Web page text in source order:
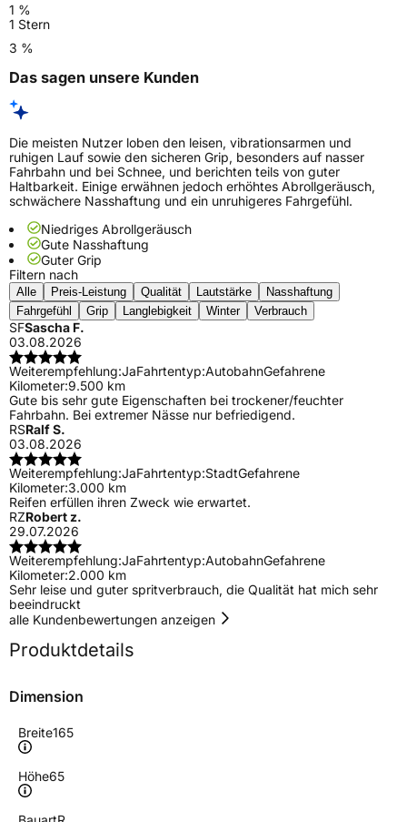
1 %
1 Stern
3 %
Das sagen unsere Kunden
Die meisten Nutzer loben den leisen, vibrationsarmen und
ruhigen Lauf sowie den sicheren Grip, besonders auf nasser
Fahrbahn und bei Schnee, und berichten teils von guter
Haltbarkeit. Einige erwähnen jedoch erhöhtes Abrollgeräusch,
schwächere Nasshaftung und ein unruhigeres Fahrgefühl.
Niedriges Abrollgeräusch
Gute Nasshaftung
Guter Grip
Filtern nach
Alle Preis-Leistung Qualität Lautstärke
Nasshaftung
Fahrgefühl
Grip Langlebigkeit Winter Verbrauch
SFSascha F.
03.08.2026
Weiterempfehlung:JaFahrtentyp:AutobahnGefahrene
Kilometer:9.500 km
Gute bis sehr gute Eigenschaften bei trockener/feuchter
Fahrbahn. Bei extremer Nässe nur befriedigend.
RSRalf S.
03.08.2026
Weiterempfehlung:JaFahrtentyp:StadtGefahrene
Kilometer:3.000 km
Reifen erfüllen ihren Zweck wie erwartet.
RZRobert z.
29.07.2026
Weiterempfehlung:JaFahrtentyp:AutobahnGefahrene
Kilometer:2.000 km
Sehr leise und guter spritverbrauch, die Qualität hat mich sehr
beeindruckt
alle Kundenbewertungen anzeigen
Produktdetails
Dimension
Breite165
Höhe65